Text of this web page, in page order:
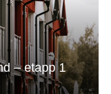
– etapp 1